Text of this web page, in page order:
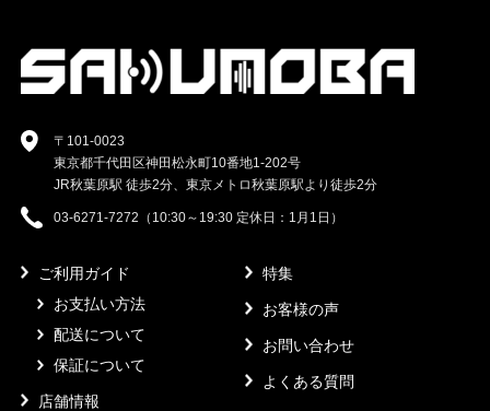
〒101-0023
東京都千代田区神田松永町10番地1-202号
JR秋葉原駅 徒歩2分、東京メトロ秋葉原駅より徒歩2分
03-6271-7272（10:30～19:30 定休日：1月1日）
ご利用ガイド
お支払い方法
配送について
保証について
店舗情報
特集
お客様の声
お問い合わせ
よくある質問